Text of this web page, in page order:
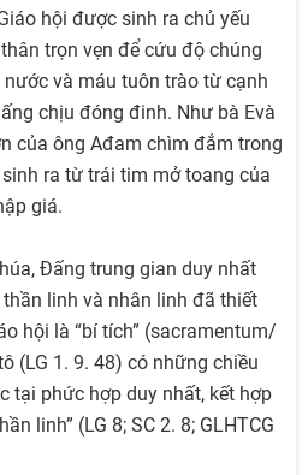
hội được sinh ra chủ yếu
trọn vẹn để cứu độ chúng
và máu tuôn trào từ cạnh
chịu đóng đinh. Như bà Evà
của ông Ađam chìm đắm trong
ra từ trái tim mở toang của
giá.
Đấng trung gian duy nhất
linh và nhân linh đã thiết
hội là “bí tích” (sacramentum/
(LG 1. 9. 48) có những chiều
tại phức hợp duy nhất, kết hợp
linh” (LG 8; SC 2. 8; GLHTCG